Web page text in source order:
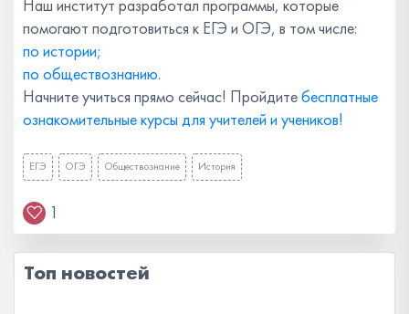
Наш институт разработал программы, которые
помогают подготовиться к ЕГЭ и ОГЭ, в том числе:
по истории;
по обществознанию.
Начните учиться прямо сейчас! Пройдитебесплатные
ознакомительные курсы для учителей и учеников!
ЕГЭ ОГЭ Обществознание История
1
Топ новостей